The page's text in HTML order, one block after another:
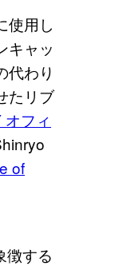
使用し
キャッ
代わり
たリブ
フィ
of
徴する